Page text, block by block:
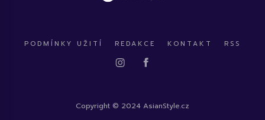
PODMÍNKY UŽITÍ REDAKCE KONTAKT RSS
Copyright © 2024 AsianStyle.cz